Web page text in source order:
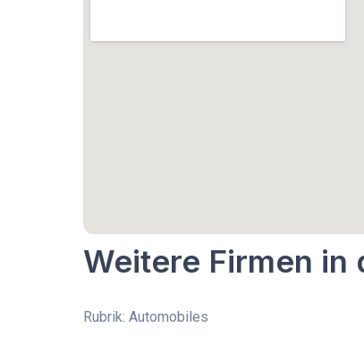
Weitere Firmen in
Rubrik: Automobiles